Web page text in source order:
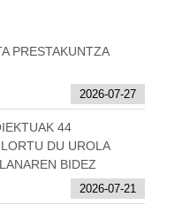
PRESTAKUNTZA
2026-07-27
44
DU UROLA
BIDEZ
2026-07-21